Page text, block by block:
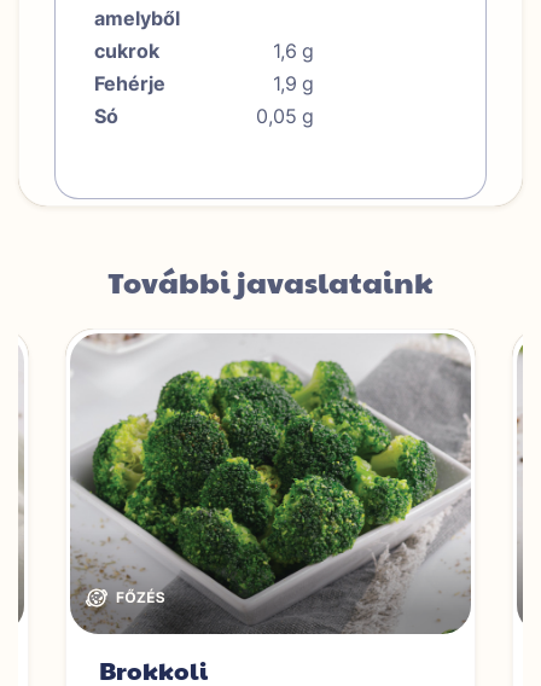
amelyből
cukrok
1,6 g
Fehérje
1,9 g
Só
0,05 g
További javaslataink
Brokkoli